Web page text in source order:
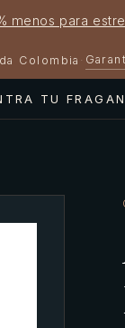
menos para
Colombia ·
TU